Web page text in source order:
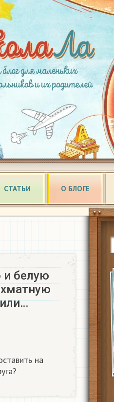
СТАТЬИ О БЛОГЕ
и белую
на